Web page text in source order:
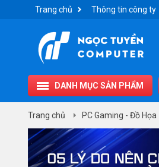
Trang chủ Thông tin công ty
DANH MỤC SẢN PHẨM
Trang chủ PC Gaming - Đồ Họa